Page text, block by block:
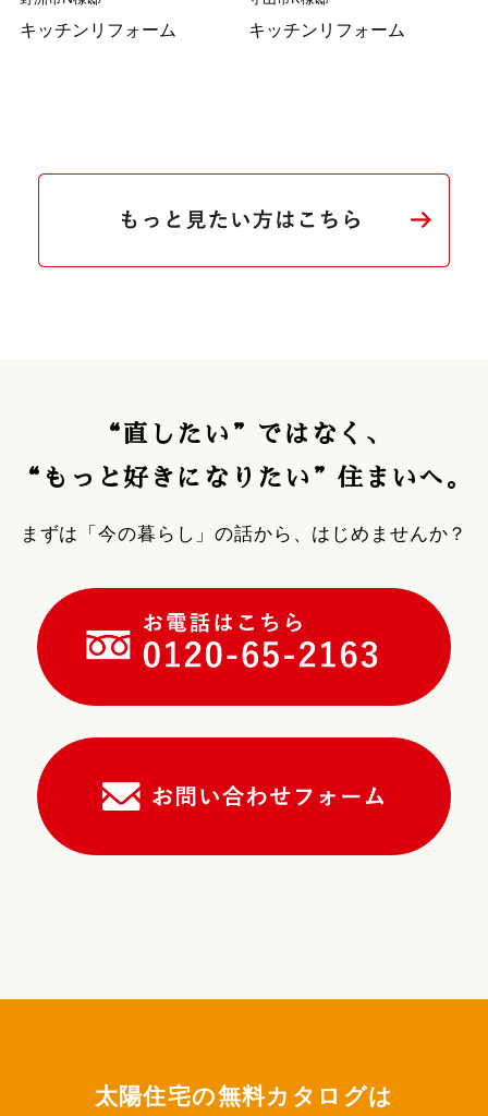
キッチンリフォーム キッチンリフォーム
“直したい”ではなく、
“もっと好きになりたい”住まいへ。
まずは「今の暮らし」の話から、はじめませんか？
太陽住宅の無料カタログは